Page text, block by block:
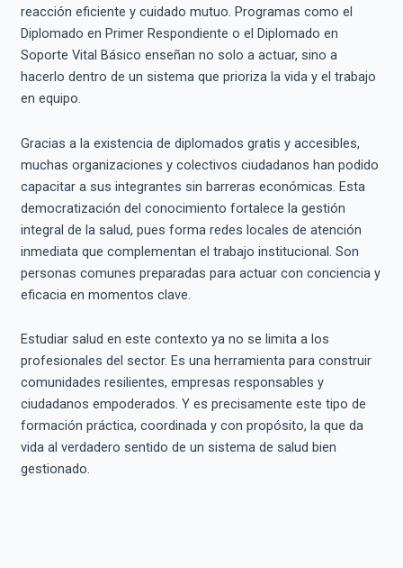
reacción eficiente y cuidado mutuo. Programas como el
Diplomado en Primer Respondiente o el Diplomado en
Soporte Vital Básico enseñan no solo a actuar, sino a
hacerlo dentro de un sistema que prioriza la vida y el trabajo
en equipo.
Gracias a la existencia de diplomados gratis y accesibles,
muchas organizaciones y colectivos ciudadanos han podido
capacitar a sus integrantes sin barreras económicas. Esta
democratización del conocimiento fortalece la gestión
integral de la salud, pues forma redes locales de atención
inmediata que complementan el trabajo institucional. Son
personas comunes preparadas para actuar con conciencia y
eficacia en momentos clave.
Estudiar salud en este contexto ya no se limita a los
profesionales del sector. Es una herramienta para construir
comunidades resilientes, empresas responsables y
ciudadanos empoderados. Y es precisamente este tipo de
formación práctica, coordinada y con propósito, la que da
vida al verdadero sentido de un sistema de salud bien
gestionado.